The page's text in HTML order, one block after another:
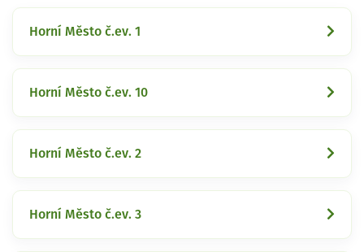
Horní Město č.ev. 1
Horní Město č.ev. 10
Horní Město č.ev. 2
Horní Město č.ev. 3